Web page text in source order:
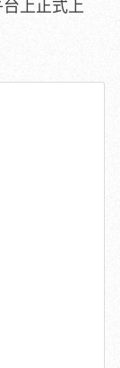
上正式上